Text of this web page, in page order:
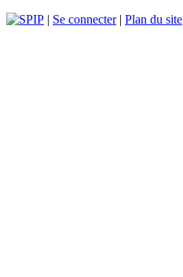
| Se connecter| Plan du site